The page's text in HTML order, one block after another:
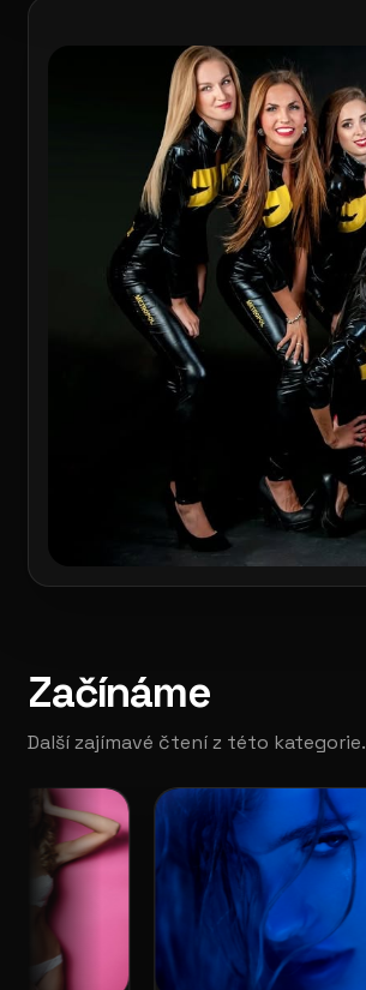
Začínáme
Další zajímavé čtení z této kategorie.